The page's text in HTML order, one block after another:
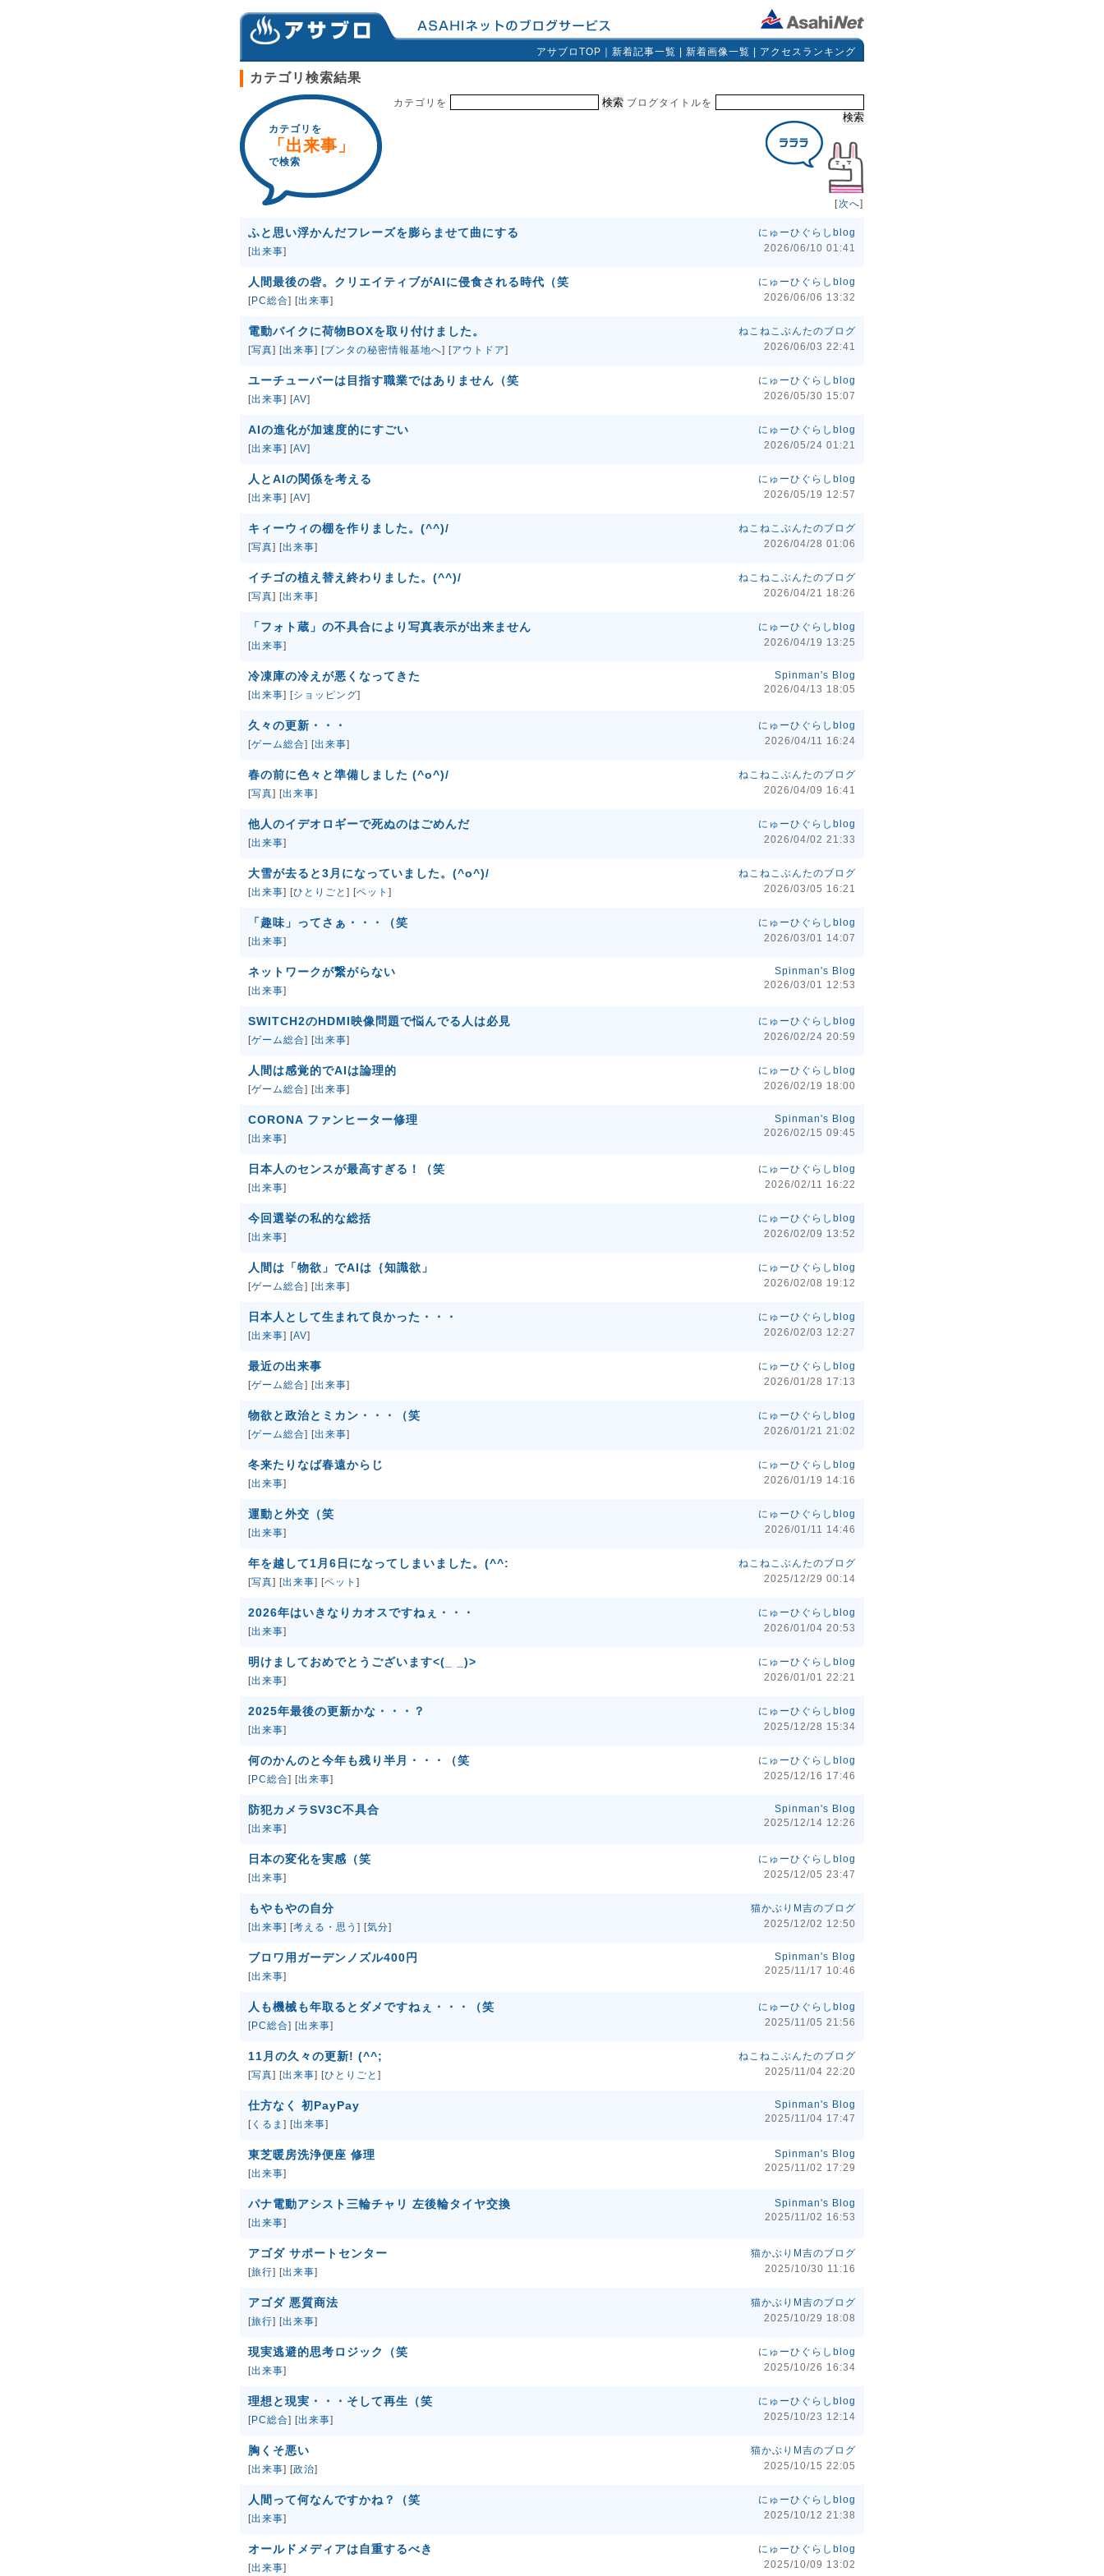
アサブロTOP 新着記事一覧 新着画像一覧 アクセスランキング
カテゴリ検索結果
カテゴリを
「出来事」
で検索
カテゴリを ブログタイトルを
[次へ]
ふと思い浮かんだフレーズを膨らませて曲にする
[出来事]
にゅーひぐらしblog
2026/06/10 01:41
人間最後の砦。クリエイティブがAIに侵食される時代（笑
[PC総合] [出来事]
にゅーひぐらしblog
2026/06/06 13:32
電動バイクに荷物BOXを取り付けました。
[写真] [出来事] [ブンタの秘密情報基地へ] [アウトドア]
ねこねこぶんたのブログ
2026/06/03 22:41
ユーチューバーは目指す職業ではありません（笑
[出来事] [AV]
にゅーひぐらしblog
2026/05/30 15:07
AIの進化が加速度的にすごい
[出来事] [AV]
にゅーひぐらしblog
2026/05/24 01:21
人とAIの関係を考える
[出来事] [AV]
にゅーひぐらしblog
2026/05/19 12:57
キィーウィの棚を作りました。(^^)/
[写真] [出来事]
ねこねこぶんたのブログ
2026/04/28 01:06
イチゴの植え替え終わりました。(^^)/
[写真] [出来事]
ねこねこぶんたのブログ
2026/04/21 18:26
「フォト蔵」の不具合により写真表示が出来ません
[出来事]
にゅーひぐらしblog
2026/04/19 13:25
冷凍庫の冷えが悪くなってきた
[出来事] [ショッピング]
Spinman's Blog
2026/04/13 18:05
久々の更新・・・
[ゲーム総合] [出来事]
にゅーひぐらしblog
2026/04/11 16:24
春の前に色々と準備しました (^o^)/
[写真] [出来事]
ねこねこぶんたのブログ
2026/04/09 16:41
他人のイデオロギーで死ぬのはごめんだ
[出来事]
にゅーひぐらしblog
2026/04/02 21:33
大雪が去ると3月になっていました。(^o^)/
[出来事] [ひとりごと ] [ペット ]
ねこねこぶんたのブログ
2026/03/05 16:21
「趣味」ってさぁ・・・（笑
[出来事]
にゅーひぐらしblog
2026/03/01 14:07
ネットワークが繋がらない
[出来事]
Spinman's Blog
2026/03/01 12:53
SWITCH2のHDMI映像問題で悩んでる人は必見
[ゲーム総合] [出来事]
にゅーひぐらしblog
2026/02/24 20:59
人間は感覚的でAIは論理的
[ゲーム総合] [出来事]
にゅーひぐらしblog
2026/02/19 18:00
CORONA ファンヒーター修理
[出来事]
Spinman's Blog
2026/02/15 09:45
日本人のセンスが最高すぎる！（笑
[出来事]
にゅーひぐらしblog
2026/02/11 16:22
今回選挙の私的な総括
[出来事]
にゅーひぐらしblog
2026/02/09 13:52
人間は「物欲」でAIは｛知識欲」
[ゲーム総合] [出来事]
にゅーひぐらしblog
2026/02/08 19:12
日本人として生まれて良かった・・・
[出来事] [AV]
にゅーひぐらしblog
2026/02/03 12:27
最近の出来事
[ゲーム総合] [出来事]
にゅーひぐらしblog
2026/01/28 17:13
物欲と政治とミカン・・・（笑
[ゲーム総合] [出来事]
にゅーひぐらしblog
2026/01/21 21:02
冬来たりなば春遠からじ
[出来事]
にゅーひぐらしblog
2026/01/19 14:16
運動と外交（笑
[出来事]
にゅーひぐらしblog
2026/01/11 14:46
年を越して1月6日になってしまいました。(^^:
[写真] [出来事] [ペット ]
ねこねこぶんたのブログ
2025/12/29 00:14
2026年はいきなりカオスですねぇ・・・
[出来事]
にゅーひぐらしblog
2026/01/04 20:53
明けましておめでとうございます<(_ _)>
[出来事]
にゅーひぐらしblog
2026/01/01 22:21
2025年最後の更新かな・・・？
[出来事]
にゅーひぐらしblog
2025/12/28 15:34
何のかんのと今年も残り半月・・・（笑
[PC総合] [出来事]
にゅーひぐらしblog
2025/12/16 17:46
防犯カメラSV3C不具合
[出来事]
Spinman's Blog
2025/12/14 12:26
日本の変化を実感（笑
[出来事]
にゅーひぐらしblog
2025/12/05 23:47
もやもやの自分
[出来事] [考える・思う ] [気分]
猫かぶりM吉のブログ
2025/12/02 12:50
ブロワ用ガーデンノズル400円
[出来事]
Spinman's Blog
2025/11/17 10:46
人も機械も年取るとダメですねぇ・・・（笑
[PC総合] [出来事]
にゅーひぐらしblog
2025/11/05 21:56
11月の久々の更新! (^^;
[写真] [出来事] [ひとりごと ]
ねこねこぶんたのブログ
2025/11/04 22:20
仕方なく 初PayPay
[ くるま ] [出来事]
Spinman's Blog
2025/11/04 17:47
東芝暖房洗浄便座 修理
[出来事]
Spinman's Blog
2025/11/02 17:29
パナ電動アシスト三輪チャリ 左後輪タイヤ交換
[出来事]
Spinman's Blog
2025/11/02 16:53
アゴダ サポートセンター
[旅行] [出来事]
猫かぶりM吉のブログ
2025/10/30 11:16
アゴダ 悪質商法
[旅行] [出来事]
猫かぶりM吉のブログ
2025/10/29 18:08
現実逃避的思考ロジック（笑
[出来事]
にゅーひぐらしblog
2025/10/26 16:34
理想と現実・・・そして再生（笑
[PC総合] [出来事]
にゅーひぐらしblog
2025/10/23 12:14
胸くそ悪い
[出来事] [政治]
猫かぶりM吉のブログ
2025/10/15 22:05
人間って何なんですかね？（笑
[出来事]
にゅーひぐらしblog
2025/10/12 21:38
オールドメディアは自重するべき
[出来事]
にゅーひぐらしblog
2025/10/09 13:02